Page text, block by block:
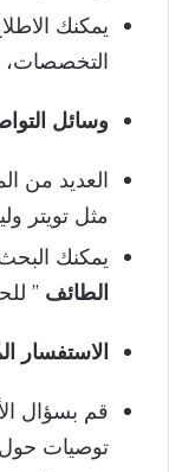
يمكنك
التخصصات،
وسائل
العديد من
مثل تويتر
يمكنك
الطائف ”
الاستفسار
قم بسؤال
توصيات